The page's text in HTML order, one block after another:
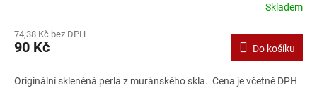
Skladem
74,38 Kč bez DPH
90 Kč Do košíku
Originální skleněná perla z muránského skla. Cena je včetně DPH